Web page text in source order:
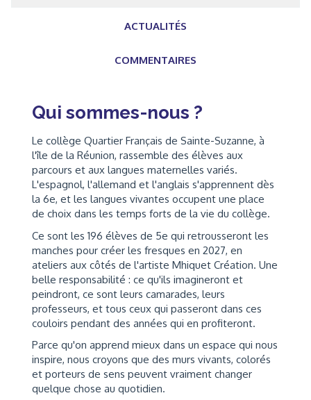
ACTUALITÉS
COMMENTAIRES
Qui sommes-nous ?
Le collège Quartier Français de Sainte-Suzanne, à
l'île de la Réunion, rassemble des élèves aux
parcours et aux langues maternelles variés.
L'espagnol, l'allemand et l'anglais s'apprennent dès
la 6e, et les langues vivantes occupent une place
de choix dans les temps forts de la vie du collège.
Ce sont les 196 élèves de 5e qui retrousseront les
manches pour créer les fresques en 2027, en
ateliers aux côtés de l'artiste Mhiquet Création. Une
belle responsabilité : ce qu'ils imagineront et
peindront, ce sont leurs camarades, leurs
professeurs, et tous ceux qui passeront dans ces
couloirs pendant des années qui en profiteront.
Parce qu'on apprend mieux dans un espace qui nous
inspire, nous croyons que des murs vivants, colorés
et porteurs de sens peuvent vraiment changer
quelque chose au quotidien.